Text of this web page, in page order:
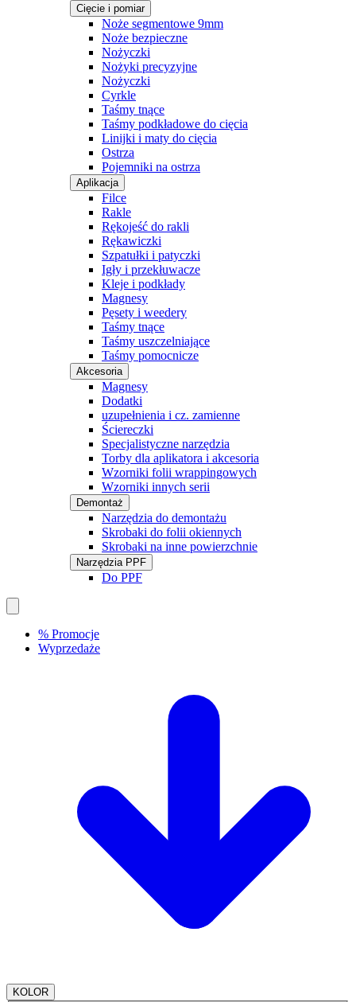
Cięcie i pomiar
Noże segmentowe 9mm
Noże bezpieczne
Nożyczki
Nożyki precyzyjne
Nożyczki
Cyrkle
Taśmy tnące
Taśmy podkładowe do cięcia
Linijki i maty do cięcia
Ostrza
Pojemniki na ostrza
Aplikacja
Filce
Rakle
Rękojeść do rakli
Rękawiczki
Szpatułki i patyczki
Igły i przekłuwacze
Kleje i podkłady
Magnesy
Pęsety i weedery
Taśmy tnące
Taśmy uszczelniające
Taśmy pomocnicze
Akcesoria
Magnesy
Dodatki
uzupełnienia i cz. zamienne
Ściereczki
Specjalistyczne narzędzia
Torby dla aplikatora i akcesoria
Wzorniki folii wrappingowych
Wzorniki innych serii
Demontaż
Narzędzia do demontażu
Skrobaki do folii okiennych
Skrobaki na inne powierzchnie
Narzędzia PPF
Do PPF
% Promocje
Wyprzedaże
KOLOR